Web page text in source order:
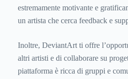
estremamente motivante e
un artista che cerca feedback e
Inoltre, DeviantArt ti offre
altri artisti e di collaborare su
piattaforma è ricca di gruppi e